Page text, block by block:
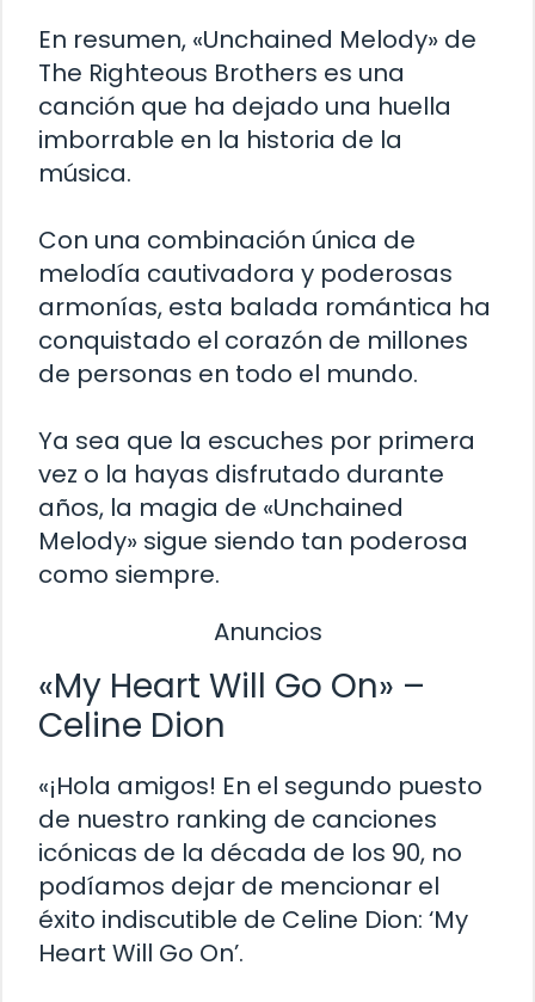
En resumen, «Unchained Melody» de
The Righteous Brothers es una
canción que ha dejado una huella
imborrable en la historia de la
música.
Con una combinación única de
melodía cautivadora y poderosas
armonías, esta balada romántica ha
conquistado el corazón de millones
de personas en todo el mundo.
Ya sea que la escuches por primera
vez o la hayas disfrutado durante
años, la magia de «Unchained
Melody» sigue siendo tan poderosa
como siempre.
Anuncios
«My Heart Will Go On» –
Celine Dion
«¡Hola amigos! En el segundo puesto
de nuestro ranking de canciones
icónicas de la década de los 90, no
podíamos dejar de mencionar el
éxito indiscutible de Celine Dion: ‘My
Heart Will Go On’.